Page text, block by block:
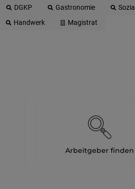
DGKP Gastronomie
Sozial
Handwerk
Magistrat
Arbeitgeber finden